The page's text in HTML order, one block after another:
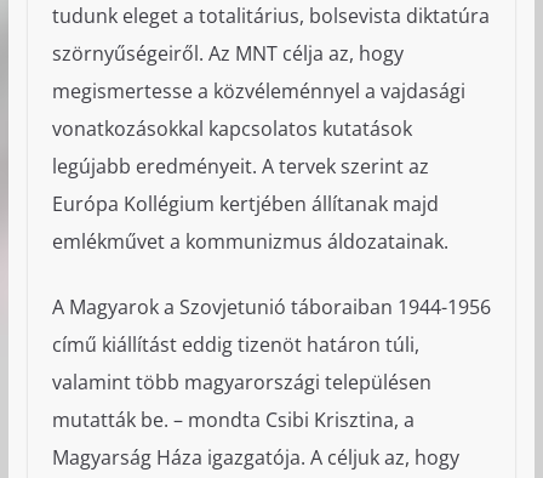
tudunk eleget a totalitárius, bolsevista diktatúra
szörnyűségeiről. Az MNT célja az, hogy
megismertesse a közvéleménnyel а vajdasági
vonatkozásokkal kapcsolatos kutatások
legújabb eredményeit. A tervek szerint az
Európa Kollégium kertjében állítanak majd
emlékművet a kommunizmus áldozatainak.
A Magyarok a Szovjetunió táboraiban 1944-1956
című kiállítást eddig tizenöt határon túli,
valamint több magyarországi településen
mutatták be. – mondta Csibi Krisztina, a
Magyarság Háza igazgatója. A céljuk az, hogy